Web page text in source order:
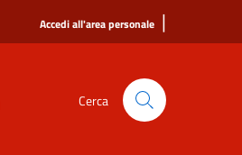
Accedi all'area personale |
Cerca